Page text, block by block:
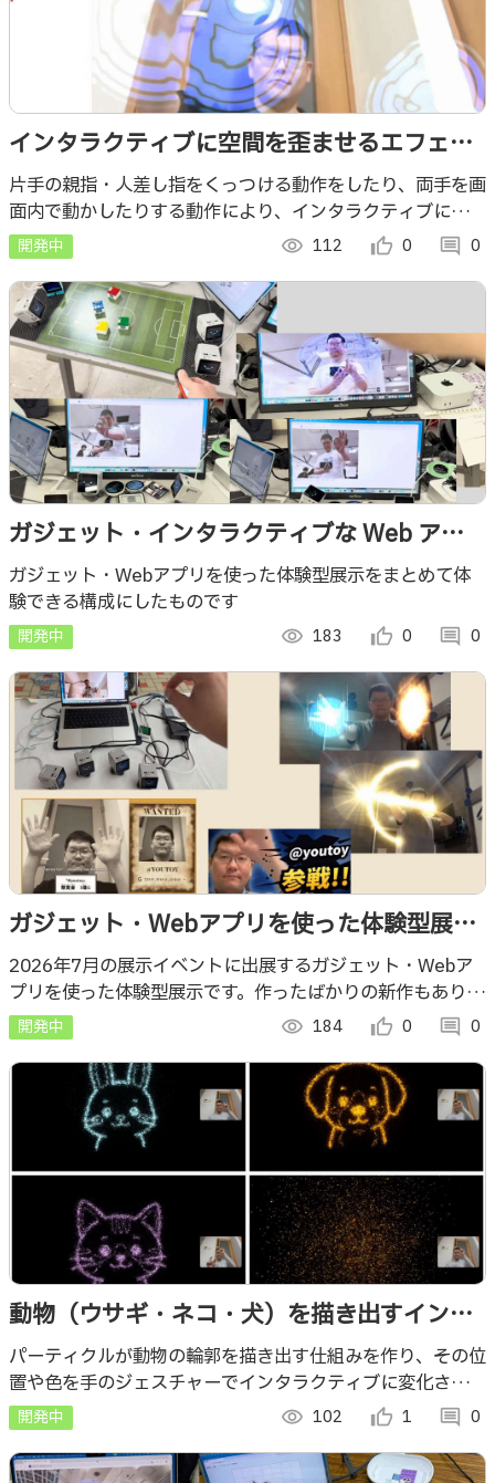
インタラクティブに空間を歪ませるエフェク
トを出せるWebアプリ
片手の親指・人差し指をくっつける動作をしたり、両手を画
面内で動かしたりする動作により、インタラクティブに空間
を歪ませるエフェクトを出せるWebアプリです
開発中 visibility 112 thumb_up_alt 0 comment 0
ガジェット・インタラクティブな Web アプ
リの複合的な展示【つくろがや！
4（2026/5）】
ガジェット・Webアプリを使った体験型展示をまとめて体
験できる構成にしたものです
開発中 visibility 183 thumb_up_alt 0 comment 0
ガジェット・Webアプリを使った体験型展示
（新作を含めた複合版）【2026/7 バージョ
ン】
2026年7月の展示イベントに出展するガジェット・Webア
プリを使った体験型展示です。作ったばかりの新作もありま
す！
開発中 visibility 184 thumb_up_alt 0 comment 0
動物（ウサギ・ネコ・犬）を描き出すインタ
ラクティブなパーティクル（Webアプリ）
パーティクルが動物の輪郭を描き出す仕組みを作り、その位
置や色を手のジェスチャーでインタラクティブに変化させる
仕組みを足した Webアプリです
開発中 visibility 102 thumb_up_alt 1 comment 0